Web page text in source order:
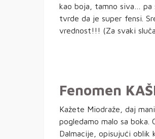
kao boja, tamno siva… pa
tvrde da je super fensi.
vrednost!!! (Za svaki
Fenomen
Kažete Miodraže, daj
pogledamo malo sa boka.
Dalmacije, opisujući oblik